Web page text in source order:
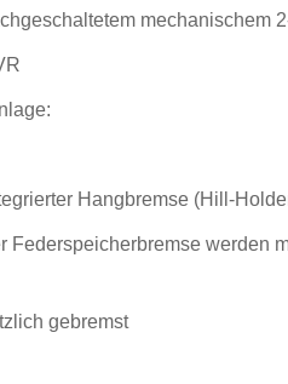
mechanischem
Hangbremse (Hill-
Federspeicherbremse werden
gebremst